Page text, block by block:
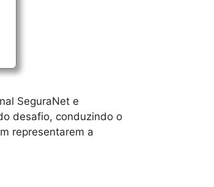
SeguraNet e
desafio, conduzindo o
representarem a